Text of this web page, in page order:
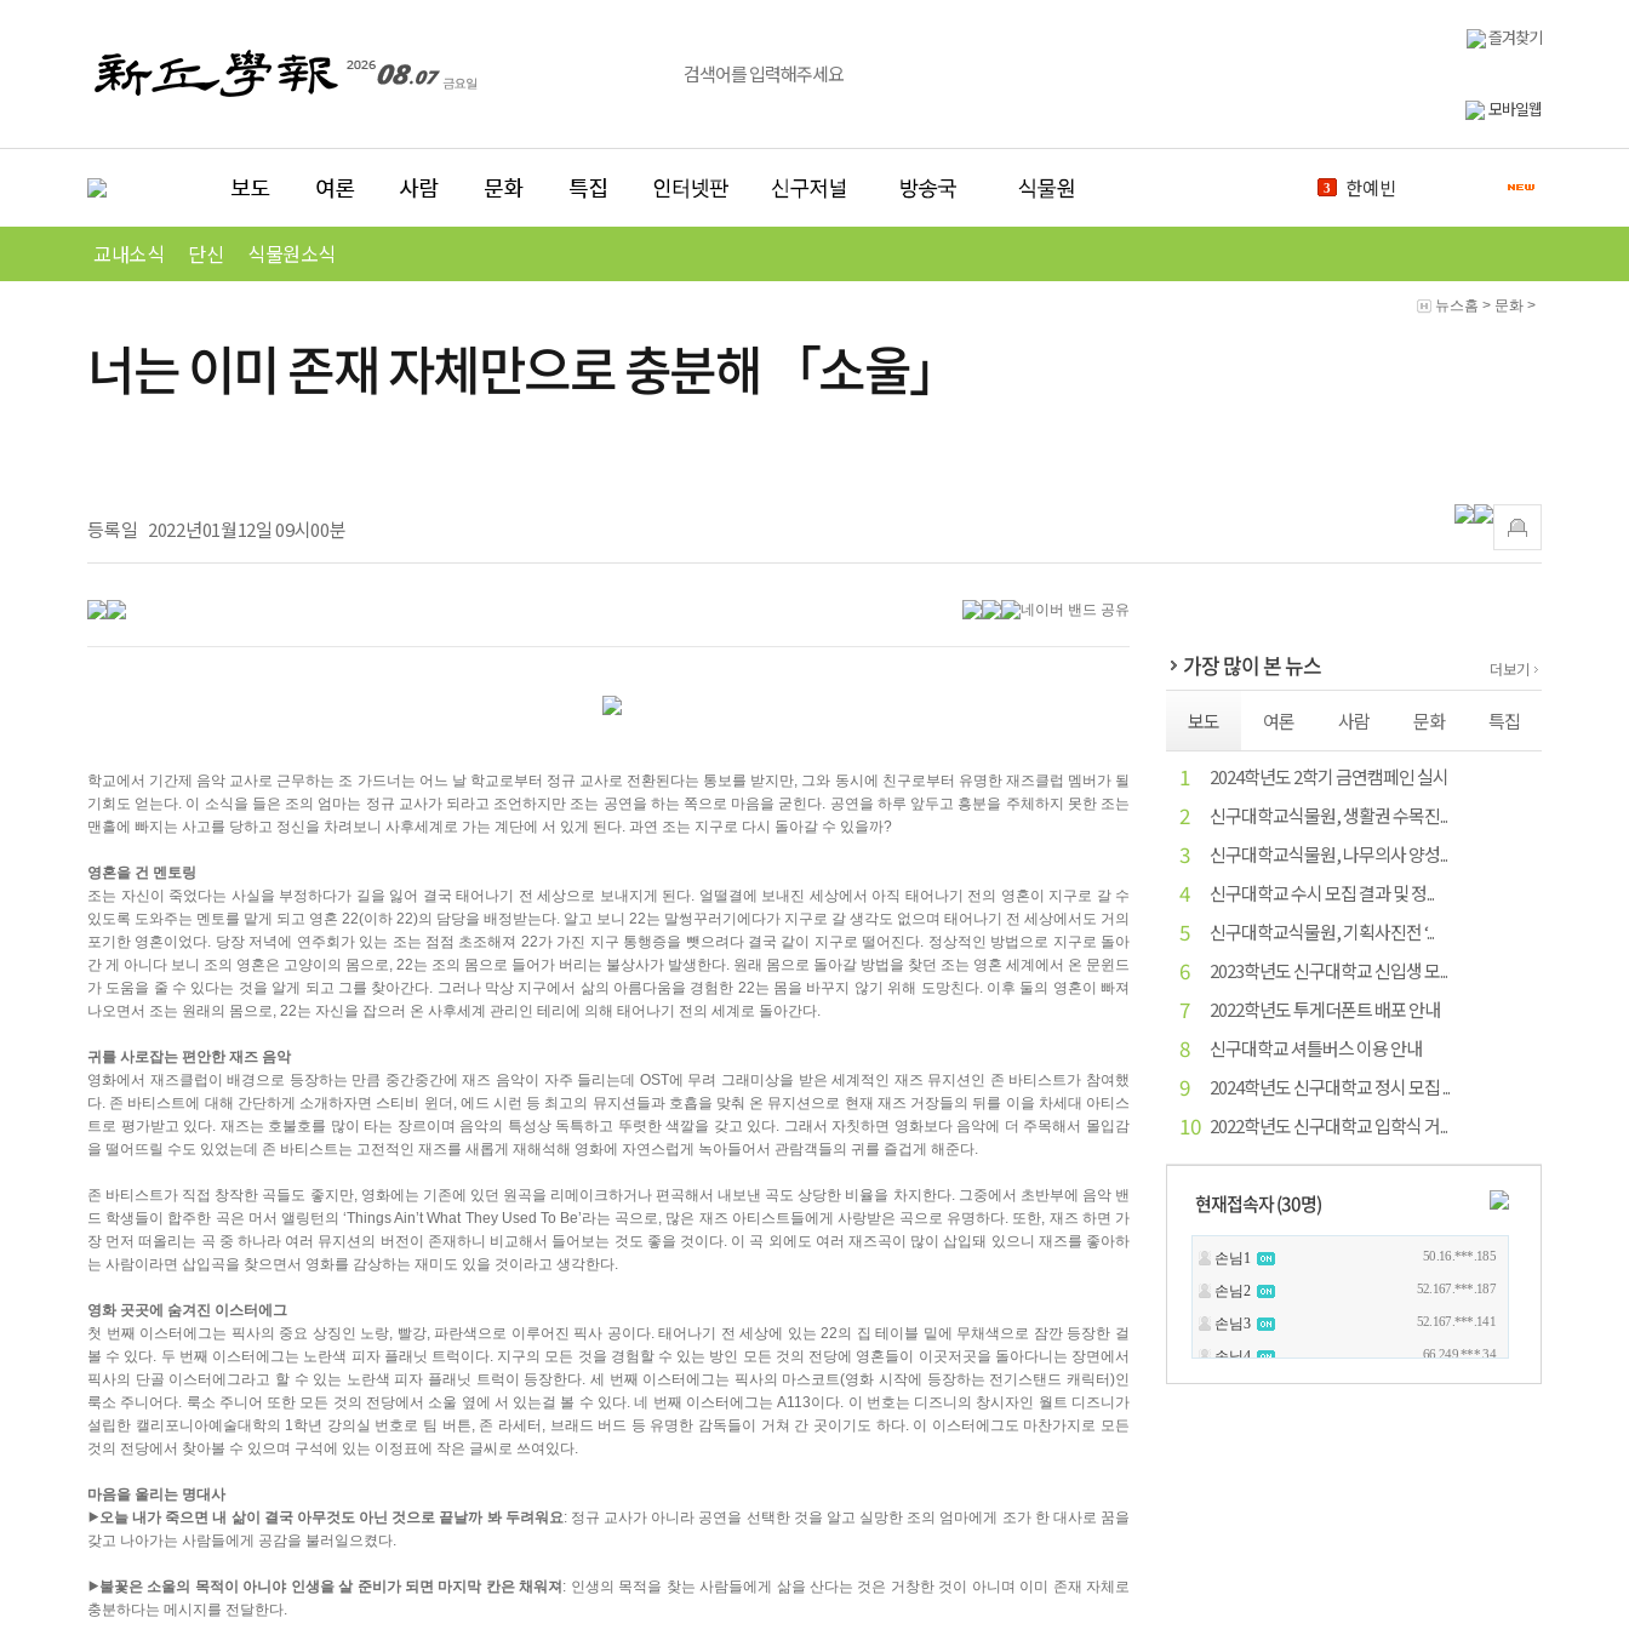
즐겨찾기
모바일웹
3 한예빈
총학생회
교내소식 단신 식물원소식
뉴스홈 > 문화 >
너는 이미 존재 자체만으로 충분해 「소울」
등록일 2022년01월12일 09시00분
학교에서 기간제 음악 교사로 근무하는 조 가드너는 어느 날 학교로부터 정규 교사로 전환된다는 통보를 받지만, 그와 동시에 친구로부터 유명한 재즈클럽 멤버가 될
기회도 얻는다. 이 소식을 들은 조의 엄마는 정규 교사가 되라고 조언하지만 조는 공연을 하는 쪽으로 마음을 굳힌다. 공연을 하루 앞두고 흥분을 주체하지 못한 조는
맨홀에 빠지는 사고를 당하고 정신을 차려보니 사후세계로 가는 계단에 서 있게 된다. 과연 조는 지구로 다시 돌아갈 수 있을까?
영혼을 건 멘토링
조는 자신이 죽었다는 사실을 부정하다가 길을 잃어 결국 태어나기 전 세상으로 보내지게 된다. 얼떨결에 보내진 세상에서 아직 태어나기 전의 영혼이 지구로 갈 수
있도록 도와주는 멘토를 맡게 되고 영혼 22(이하 22)의 담당을 배정받는다. 알고 보니 22는 말썽꾸러기에다가 지구로 갈 생각도 없으며 태어나기 전 세상에서도 거의
포기한 영혼이었다. 당장 저녁에 연주회가 있는 조는 점점 초조해져 22가 가진 지구 통행증을 뺏으려다 결국 같이 지구로 떨어진다. 정상적인 방법으로 지구로 돌아
간 게 아니다 보니 조의 영혼은 고양이의 몸으로, 22는 조의 몸으로 들어가 버리는 불상사가 발생한다. 원래 몸으로 돌아갈 방법을 찾던 조는 영혼 세계에서 온 문윈드
가 도움을 줄 수 있다는 것을 알게 되고 그를 찾아간다. 그러나 막상 지구에서 삶의 아름다움을 경험한 22는 몸을 바꾸지 않기 위해 도망친다. 이후 둘의 영혼이 빠져
나오면서 조는 원래의 몸으로, 22는 자신을 잡으러 온 사후세계 관리인 테리에 의해 태어나기 전의 세계로 돌아간다.
귀를 사로잡는 편안한 재즈 음악
영화에서 재즈클럽이 배경으로 등장하는 만큼 중간중간에 재즈 음악이 자주 들리는데 OST에 무려 그래미상을 받은 세계적인 재즈 뮤지션인 존 바티스트가 참여했
다. 존 바티스트에 대해 간단하게 소개하자면 스티비 윈더, 에드 시런 등 최고의 뮤지션들과 호흡을 맞춰 온 뮤지션으로 현재 재즈 거장들의 뒤를 이을 차세대 아티스
트로 평가받고 있다. 재즈는 호불호를 많이 타는 장르이며 음악의 특성상 독특하고 뚜렷한 색깔을 갖고 있다. 그래서 자칫하면 영화보다 음악에 더 주목해서 몰입감
을 떨어뜨릴 수도 있었는데 존 바티스트는 고전적인 재즈를 새롭게 재해석해 영화에 자연스럽게 녹아들어서 관람객들의 귀를 즐겁게 해준다.
존 바티스트가 직접 창작한 곡들도 좋지만, 영화에는 기존에 있던 원곡을 리메이크하거나 편곡해서 내보낸 곡도 상당한 비율을 차지한다. 그중에서 초반부에 음악 밴
드 학생들이 합주한 곡은 머서 앨링턴의 ‘Things Ain’t What They Used To Be’라는 곡으로, 많은 재즈 아티스트들에게 사랑받은 곡으로 유명하다. 또한, 재즈 하면 가
장 먼저 떠올리는 곡 중 하나라 여러 뮤지션의 버전이 존재하니 비교해서 들어보는 것도 좋을 것이다. 이 곡 외에도 여러 재즈곡이 많이 삽입돼 있으니 재즈를 좋아하
는 사람이라면 삽입곡을 찾으면서 영화를 감상하는 재미도 있을 것이라고 생각한다.
영화 곳곳에 숨겨진 이스터에그
첫 번째 이스터에그는 픽사의 중요 상징인 노랑, 빨강, 파란색으로 이루어진 픽사 공이다. 태어나기 전 세상에 있는 22의 집 테이블 밑에 무채색으로 잠깐 등장한 걸
볼 수 있다. 두 번째 이스터에그는 노란색 피자 플래닛 트럭이다. 지구의 모든 것을 경험할 수 있는 방인 모든 것의 전당에 영혼들이 이곳저곳을 돌아다니는 장면에서
픽사의 단골 이스터에그라고 할 수 있는 노란색 피자 플래닛 트럭이 등장한다. 세 번째 이스터에그는 픽사의 마스코트(영화 시작에 등장하는 전기스탠드 캐릭터)인
룩소 주니어다. 룩소 주니어 또한 모든 것의 전당에서 소울 옆에 서 있는걸 볼 수 있다. 네 번째 이스터에그는 A113이다. 이 번호는 디즈니의 창시자인 월트 디즈니가
설립한 캘리포니아예술대학의 1학년 강의실 번호로 팀 버튼, 존 라세터, 브래드 버드 등 유명한 감독들이 거쳐 간 곳이기도 하다. 이 이스터에그도 마찬가지로 모든
것의 전당에서 찾아볼 수 있으며 구석에 있는 이정표에 작은 글씨로 쓰여있다.
마음을 울리는 명대사
⯈오늘 내가 죽으면 내 삶이 결국 아무것도 아닌 것으로 끝날까 봐 두려워요: 정규 교사가 아니라 공연을 선택한 것을 알고 실망한 조의 엄마에게 조가 한 대사로 꿈을
갖고 나아가는 사람들에게 공감을 불러일으켰다.
⯈불꽃은 소울의 목적이 아니야 인생을 살 준비가 되면 마지막 칸은 채워져 : 인생의 목적을 찾는 사람들에게 삶을 산다는 것은 거창한 것이 아니며 이미 존재 자체로
충분하다는 메시지를 전달한다.
가장 많이 본 뉴스
보도 여론 사람 문화 특집
더보기
1 2024학년도 2학기 금연캠페인 실시
2 신구대학교식물원, 생활권 수목진...
3 신구대학교식물원, 나무의사 양성...
4 신구대학교 수시 모집 결과 및 정...
5 신구대학교식물원, 기획사진전 ‘...
6 2023학년도 신구대학교 신입생 모...
7 2022학년도 투게더폰트 배포 안내
8 신구대학교 셔틀버스 이용 안내
9 2024학년도 신구대학교 정시 모집 ...
10 2022학년도 신구대학교 입학식 거...
현재접속자 (30명)